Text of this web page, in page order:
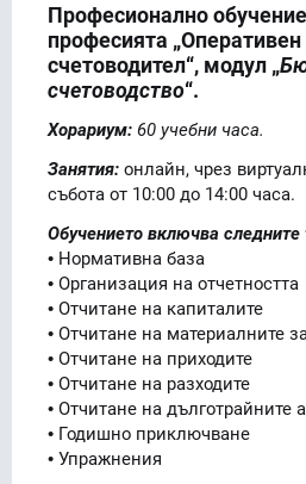
Професионално
професията „Оперативен
счетоводител“, модул „
счетоводство“.
Хорариум: 60 учебни часа.
Занятия: онлайн, чрез
събота от 10:00 до 14:00 часа.
Обучението включва
• Нормативна база
• Организация на отчетността
• Отчитане на капиталите
• Отчитане на материалните
• Отчитане на приходите
• Отчитане на разходите
• Отчитане на дълготрайните
• Годишно приключване
• Упражнения